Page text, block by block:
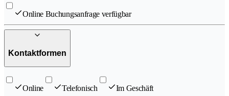
Online Buchungsanfrage verfügbar
Kontaktformen
Online Telefonisch Im Geschäft